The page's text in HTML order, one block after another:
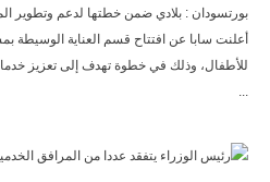
بورتسودان : بلادي ضمن خطتها لدعم وتطوير
أعلنت سابا عن افتتاح قسم العناية الوسيطة
للأطفال، وذلك في خطوة تهدف إلى تعزيز
...